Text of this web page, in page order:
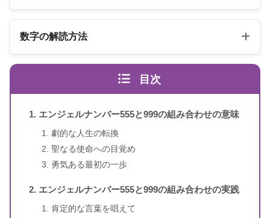
スピリカ（自己紹介はこちら）
エンジェル・ナンバー 数字は天使
著者
ドリーン・バーチュー、リネッ
ト・ブラウン
訳者 牧野・M・美枝
数字の解読方法
エンジェルナンバーの解読方法は桁ごとに異なります
目次
エンジェルナンバー555と999の組み合わせの意味
劇的な人生の転換
聖なる使命への目覚め
勇気ある最初の一歩
エンジェルナンバー555と999の組み合わせの実践
肯定的な言葉を唱えて